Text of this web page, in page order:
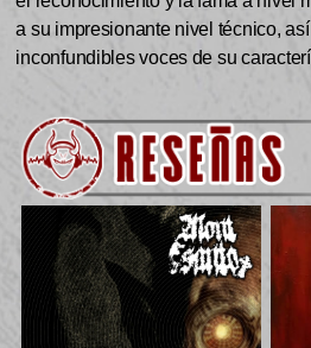
a su impresionante nivel técnico,
inconfundibles voces de su